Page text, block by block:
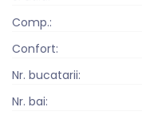
Comp.:
Confort:
Nr. bucatarii:
Nr. bai: